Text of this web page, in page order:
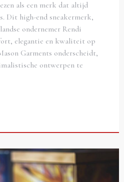
als een merk dat altijd
Dit high-end sneakermerk,
ondernemer Rendi
elegantie en kwaliteit op
Garments onderscheidt,
ontwerpen te